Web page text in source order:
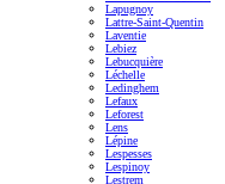
Lapugnoy
Lattre-Saint-Quentin
Laventie
Lebiez
Lebucquière
Léchelle
Ledinghem
Lefaux
Leforest
Lens
Lépine
Lespesses
Lespinoy
Lestrem